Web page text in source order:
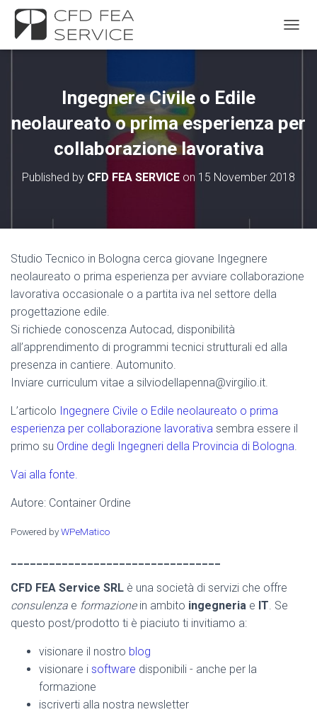
Ingegnere Civile o Edile
neolaureato o prima esperienza per
collaborazione lavorativa
Published by CFD FEA SERVICE on 15 November 2018
Studio Tecnico in Bologna cerca giovane Ingegnere
neolaureato o prima esperienza per avviare collaborazione
lavorativa occasionale o a partita iva nel settore della
progettazione edile.
Si richiede conoscenza Autocad, disponibilità
all’apprendimento di programmi tecnici strutturali ed alla
presenza in cantiere. Automunito.
Inviare curriculum vitae a silviodellapenna@virgilio.it.
L’articolo Ingegnere Civile o Edile neolaureato o prima
esperienza per collaborazione lavorativa sembra essere il
primo su Ordine degli Ingegneri della Provincia di Bologna.
Vai alla fonte.
Autore: Container Ordine
Powered byWPeMatico
CFD FEA Service SRL è una società di servizi che offre
consulenza e formazionein ambito ingegneria e IT. Se
questo post/prodotto ti è piaciuto ti invitiamo a:
visionare il nostro blog
visionare i software disponibili - anche per la
formazione
iscriverti alla nostra newsletter